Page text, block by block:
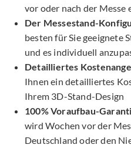
vor oder nach der Messe
Der Messestand-
besten für Sie geeignete
und es individuell
Detailliertes
Ihnen ein detailliertes
Ihrem 3D-Stand-Design
100% Voraufbau-
wird Wochen vor der
Deutschland oder den